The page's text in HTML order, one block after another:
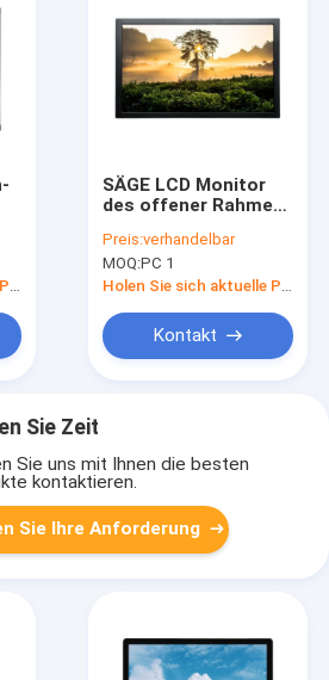
Holen Sie sich aktuelle Preis
SÄGE LCD Monitor
des offener Rahmen-
an der Wand
befestigt
Preis:verhandelbar
MOQ:PC 1
Holen Sie sich aktuelle Preis
Kontakt
Sie Zeit
Sie uns mit Ihnen die besten
kontaktieren.
Sie Ihre Anforderung